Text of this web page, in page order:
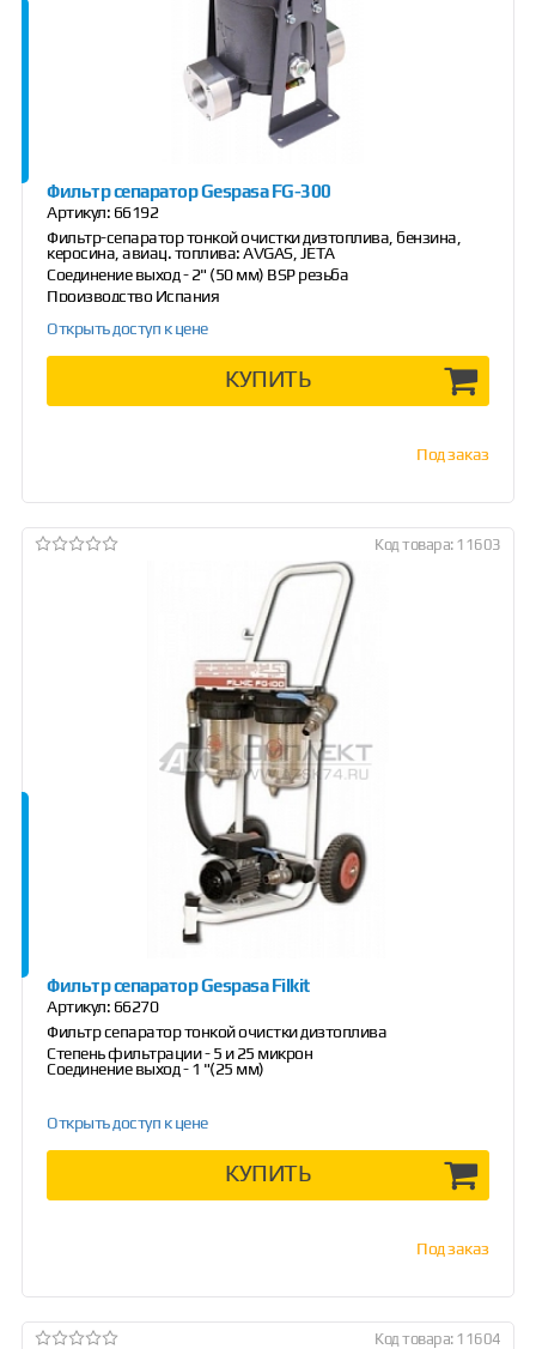
Фильтр сепаратор Gespasa FG-300
Артикул: 66192
Фильтр-сепаратор тонкой очистки дизтоплива, бензина,
керосина, авиац. топлива: AVGAS, JETA
Соединение выход - 2" (50 мм) BSP резьба
Производство Испания
Открыть доступ к цене
КУПИТЬ
Под заказ
Код товара: 11603
Фильтр сепаратор Gespasa Filkit
Артикул: 66270
Фильтр сепаратор тонкой очистки дизтоплива
Степень фильтрации - 5 и 25 микрон
Соединение выход - 1 "(25 мм)
Открыть доступ к цене
КУПИТЬ
Под заказ
Код товара: 11604